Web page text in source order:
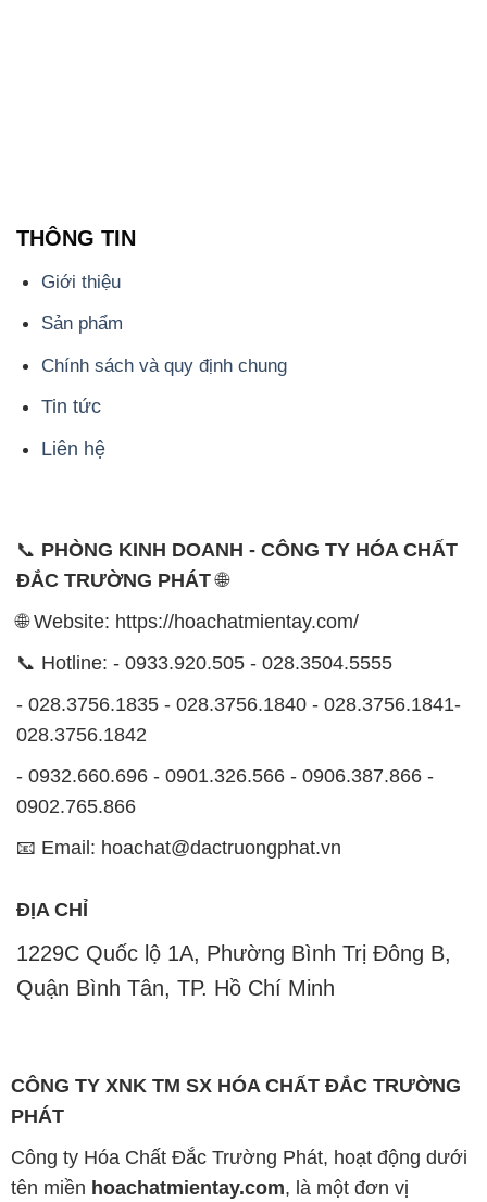
THÔNG TIN
Giới thiệu
Sản phẩm
Chính sách và quy định chung
Tin tức
Liên hệ
📞 PHÒNG KINH DOANH - CÔNG TY HÓA CHẤT
ĐẮC TRƯỜNG PHÁT🌐
🌐 Website: https://hoachatmientay.com/
📞 Hotline: - 0933.920.505 - 028.3504.5555
- 028.3756.1835 - 028.3756.1840 - 028.3756.1841-
028.3756.1842
- 0932.660.696 - 0901.326.566 - 0906.387.866 -
0902.765.866
📧 Email: hoachat@dactruongphat.vn
ĐỊA CHỈ
1229C Quốc lộ 1A, Phường Bình Trị Đông B,
Quận Bình Tân, TP. Hồ Chí Minh
CÔNG TY XNK TM SX HÓA CHẤT ĐẮC TRƯỜNG
PHÁT
Công ty Hóa Chất Đắc Trường Phát, hoạt động dưới
tên miền hoachatmientay.com, là một đơn vị